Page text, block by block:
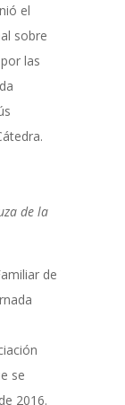
el
sobre
las
de la
de
se
2016.